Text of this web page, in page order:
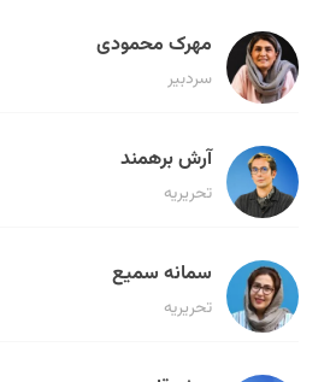
مهرک محمودی
سردبیر
آرش برهمند
تحریریه
سمانه سمیع
تحریریه